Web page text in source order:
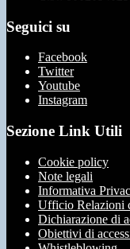
Seguici su
Facebook
Twitter
Youtube
Instagram
Sezione Link Utili
Cookie policy
Note legali
Informativa
Ufficio Relazioni
Dichiarazione di
Obiettivi di